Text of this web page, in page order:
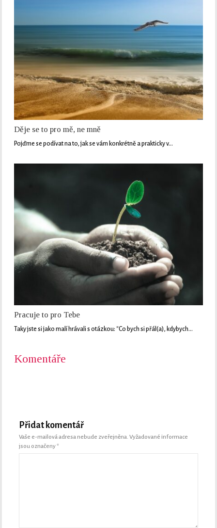
Děje se to pro mě, ne mně
Pojďme se podívat na to, jak se vám konkrétně a prakticky v…
Pracuje to pro Tebe
Taky jste si jako malí hrávali s otázkou: "Co bych si přál(a), kdybych…
Komentáře
Přidat komentář
Vaše e-mailová adresa nebude zveřejněna. Vyžadované informace
jsou označeny*